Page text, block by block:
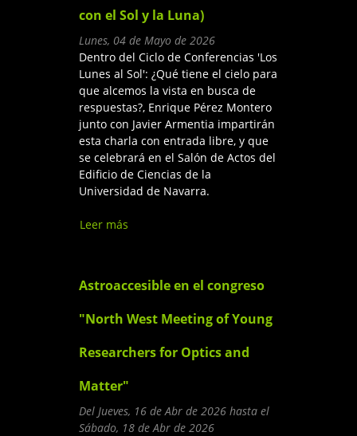
con el Sol y la Luna)
Lunes, 04 de Mayo de 2026
Dentro del Ciclo de Conferencias 'Los
Lunes al Sol': ¿Qué tiene el cielo para
que alcemos la vista en busca de
respuestas?, Enrique Pérez Montero
junto con Javier Armentia impartirán
esta charla con entrada libre, y que
se celebrará en el Salón de Actos del
Edificio de Ciencias de la
Universidad de Navarra.
Leer más
Astroaccesible en el congreso
"North West Meeting of Young
Researchers for Optics and
Matter"
Del Jueves, 16 de Abr de 2026 hasta el
Sábado, 18 de Abr de 2026